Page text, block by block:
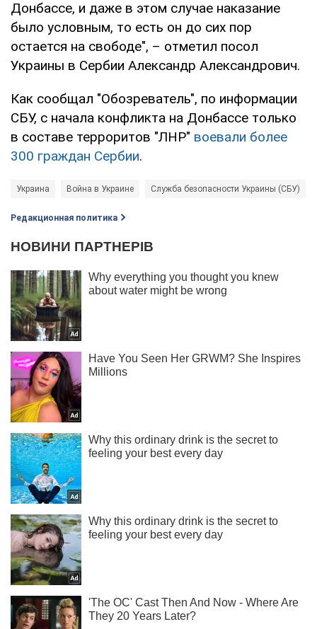
Донбассе, и даже в этом случае наказание
было условным, то есть он до сих пор
остается на свободе", – отметил посол
Украины в Сербии Александр Александрович.
Как сообщал "Обозреватель", по информации
СБУ, с начала конфликта на Донбассе только
в составе терроритов "ЛНР" воевали более
300 граждан Сербии.
Украина Война в Украине Служба безопасности Украины (СБУ)
Редакционная политика